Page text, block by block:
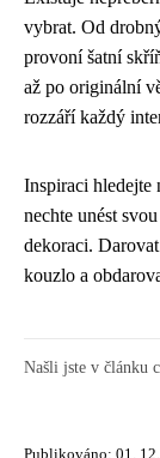
vybrat. Od
provoní šatní
až po originální
rozzáří každý
Inspiraci hledejte
nechte unést
dekoraci.
kouzlo a
Našli jste v článku
Publikováno: 01.